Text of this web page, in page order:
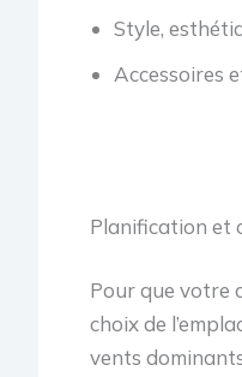
Style,
Accessoires
Planification et
Pour que votre
choix de
vents